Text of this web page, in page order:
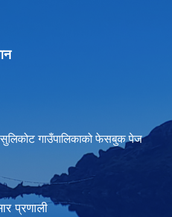
सुलिकोट गाउँपालिकाको फेसबुक पेज
प्रणाली